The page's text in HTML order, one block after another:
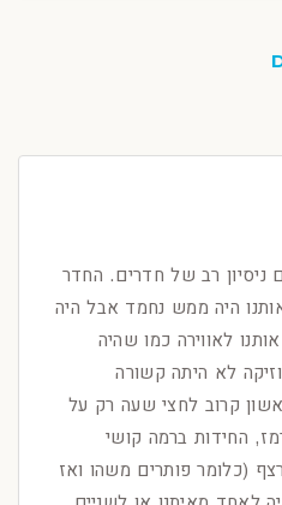
עם ניסיון רב של חדרים. החדר
היה ממש נחמד אבל היה
לאווירה כמו שהיה
לא היתה קשורה
קרוב לחצי שעה רק על
החידות ברמה קושי
(כלומר פותרים משהו ואז